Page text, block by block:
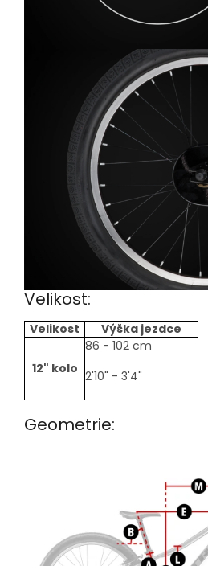
Velikost:
table
Velikost Výška jezdce
12" kolo
86 - 102 cm
2'10" - 3'4"
Geometrie: